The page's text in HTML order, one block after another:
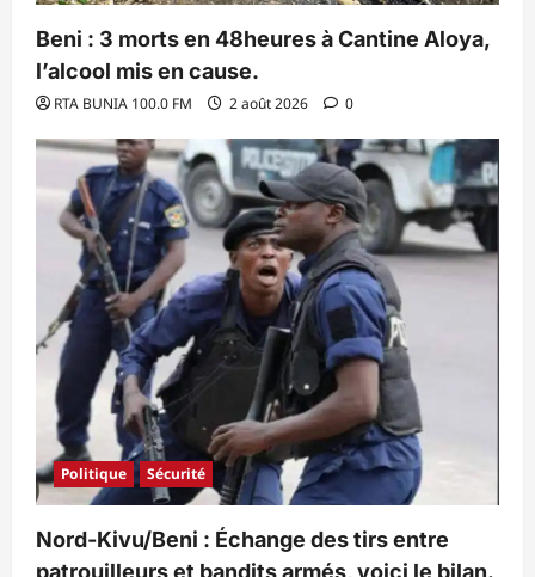
Beni : 3 morts en 48heures à Cantine Aloya,
l’alcool mis en cause.
RTA BUNIA 100.0 FM 2 août 2026 0
Politique Sécurité
Nord-Kivu/Beni : Échange des tirs entre
patrouilleurs et bandits armés, voici le bilan.